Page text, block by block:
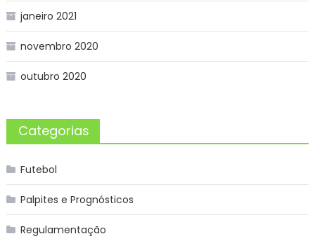
janeiro 2021
novembro 2020
outubro 2020
Categorias
Futebol
Palpites e Prognósticos
Regulamentação